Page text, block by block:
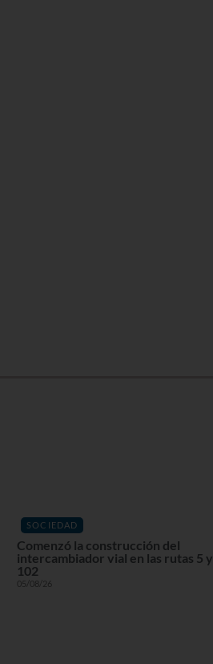
SOCIEDAD
Comenzó la construcción del
intercambiador vial en las rutas 5 y
102
05/08/26